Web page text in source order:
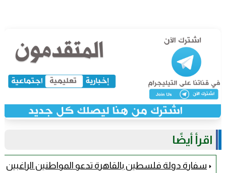
اقرأ أيضًا
سفارة دولة فلسطين بالقاهرة تدعو المواطنين الراغبين